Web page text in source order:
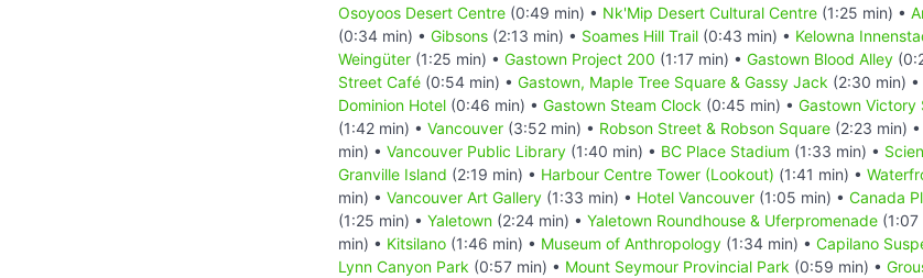
Osoyoos Desert Centre (0:49 min) • Nk'Mip Desert Cultural Centre (1:25 min) •
(0:34 min) • Gibsons (2:13 min) • Soames Hill Trail (0:43 min) • Kelowna
Weingüter (1:25 min) • Gastown Project 200 (1:17 min) • Gastown Blood Alley
Street Café (0:54 min) • Gastown, Maple Tree Square & Gassy Jack (2:30 min) •
Dominion Hotel (0:46 min) • Gastown Steam Clock (0:45 min) • Gastown Victory
(1:42 min) • Vancouver (3:52 min) • Robson Street & Robson Square (2:23 min) •
min) • Vancouver Public Library (1:40 min) • BC Place Stadium (1:33 min) •
Granville Island (2:19 min) • Harbour Centre Tower (Lookout) (1:41 min) •
min) • Vancouver Art Gallery (1:33 min) • Hotel Vancouver (1:05 min) • Canada
(1:25 min) • Yaletown (2:24 min) • Yaletown Roundhouse & Uferpromenade (1:07
min) • Kitsilano (1:46 min) • Museum of Anthropology (1:34 min) • Capilano
Lynn Canyon Park (0:57 min) • Mount Seymour Provincial Park (0:59 min) •